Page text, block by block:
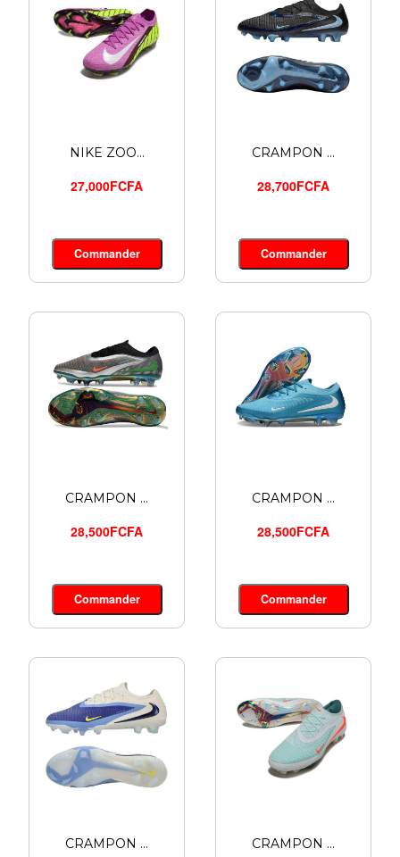
NIKE ZOO...
27,000FCFA
Commander
CRAMPON ...
28,700FCFA
Commander
CRAMPON ...
28,500FCFA
Commander
CRAMPON ...
28,500FCFA
Commander
CRAMPON ... CRAMPON ...